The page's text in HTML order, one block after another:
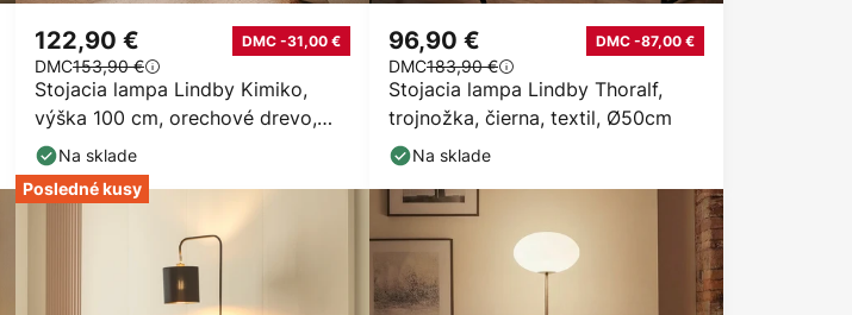
Stojacia lampa Lindby Kimiko,
výška 100 cm, orechové drevo,
textil
122,90 € DMC -31,00 €
DMC153,90 €
Na sklade
Stojacia lampa Lindby Thoralf,
trojnožka, čierna, textil, Ø50cm
96,90 € DMC -87,00 €
DMC183,90 €
Na sklade
Posledné kusy